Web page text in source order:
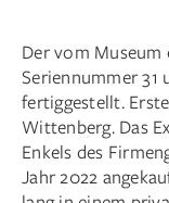
Der vom
Seriennummer 31
fertiggestellt.
Wittenberg. Das
Enkels des
Jahr 2022